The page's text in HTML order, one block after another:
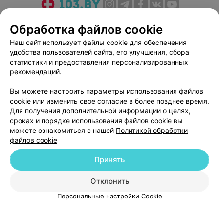
Медицинский маркетинг
Публичный договор
Пользовательское соглашение
Способы оплаты
Вакансии
Партнеры
Написать руководителю 103.by
Персональные настройки cookie
Обработка персональных данных
© 2026 ООО «Артокс Лаб», УНП 191700409| 220012, Республика Беларусь,
г. Минск, улица Толбухина, 2, пом. 16 | help@103.by
Обработка файлов cookie
Наш сайт использует файлы cookie для обеспечения
удобства пользователей сайта, его улучшения, сбора
статистики и предоставления персонализированных
рекомендаций.
Вы можете настроить параметры использования файлов
cookie или изменить свое согласие в более позднее время.
Для получения дополнительной информации о целях,
сроках и порядке использования файлов cookie вы
можете ознакомиться с нашей Политикой обработки
файлов cookie
Отклонить
Принять
Персональные настройки Cookie